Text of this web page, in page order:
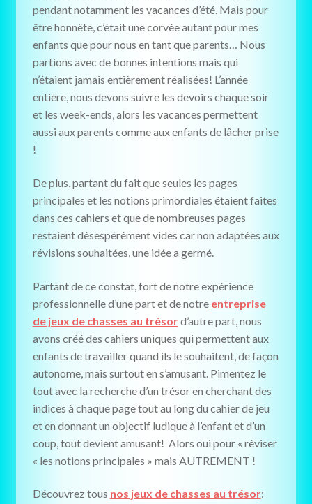
pendant notamment les vacances d’été. Mais pour
être honnête, c’était une corvée autant pour mes
enfants que pour nous en tant que parents… Nous
partions avec de bonnes intentions mais qui
n’étaient jamais entièrement réalisées! L’année
entière, nous devons suivre les devoirs chaque soir
et les week-ends, alors les vacances permettent
aussi aux parents comme aux enfants de lâcher prise
!
De plus, partant du fait que seules les pages
principales et les notions primordiales étaient faites
dans ces cahiers et que de nombreuses pages
restaient désespérément vides car non adaptées aux
révisions souhaitées, une idée a germé.
Partant de ce constat, fort de notre expérience
professionnelle d’une part et de notreentreprise
de jeux de chasses au trésord’autre part, nous
avons créé des cahiers uniques qui permettent aux
enfants de travailler quand ils le souhaitent, de façon
autonome, mais surtout en s’amusant. Pimentez le
tout avec la recherche d’un trésor en cherchant des
indices à chaque page tout au long du cahier de jeu
et en donnant un objectif ludique à l’enfant et d’un
coup, tout devient amusant! Alors oui pour « réviser
« les notions principales » mais AUTREMENT !
Découvrez tous nos jeux de chasses au trésor: